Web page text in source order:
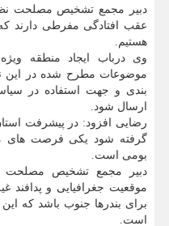
دبیر مجمع تشخیص مصلحت
عقب افتادگی مفرطی دارند
هستیم.
وی درباب ایجاد منطقه
موضوعات مطرح شده در این
بندی و جهت استفاده در
ارسال شود.
رضایی افزود: در پیشرفت
گرفته شود یکی فرصت
بومی است.
دبیر مجمع تشخیص مصلحت
موقعیت جغرافیایی و پدافند
برای بندرها جنوب باشد که
است.